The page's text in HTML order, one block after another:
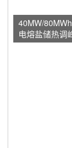
40MW/
电熔盐储热调